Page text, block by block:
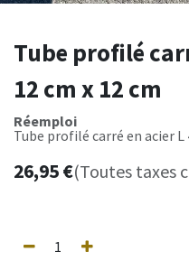
Tube profilé
12 cm x 12 cm
Réemploi
Tube profilé carré en acier L
26,95€(Toutes taxes